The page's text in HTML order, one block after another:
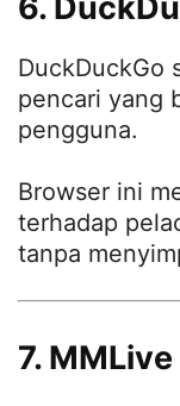
6.
DuckDuckGo
pencari yang
pengguna.
Browser ini
terhadap
tanpa
7. MMLive